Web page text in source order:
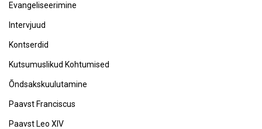
Evangeliseerimine
Intervjuud
Kontserdid
Kutsumuslikud Kohtumised
Õndsakskuulutamine
Paavst Franciscus
Paavst Leo XIV